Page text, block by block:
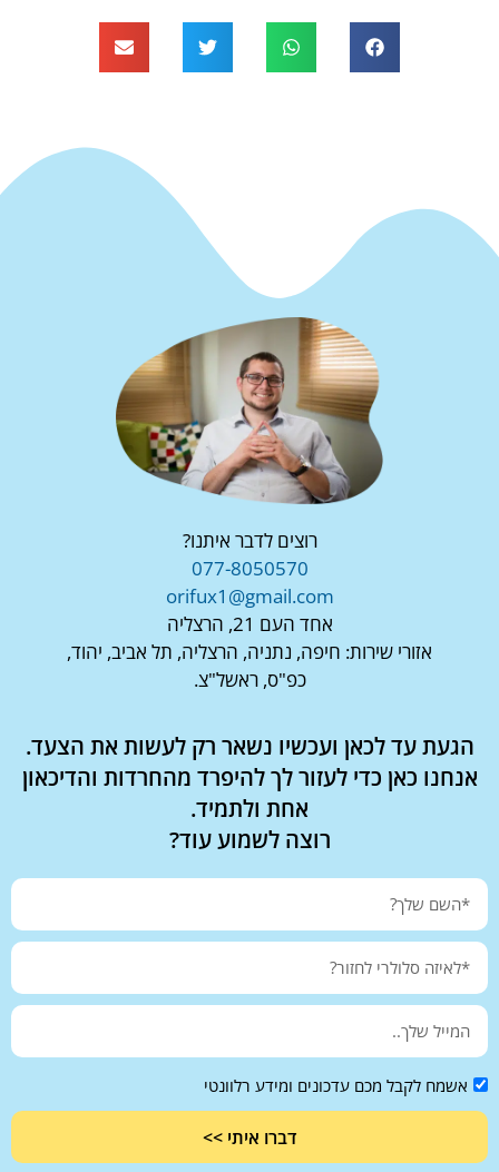
רוצים לדבר איתנו?
077-8050570
orifux1@gmail.com
אחד העם 21, הרצליה
אזורי שירות: חיפה, נתניה, הרצליה, תל אביב, יהוד,
כפ"ס, ראשל"צ.
הגעת עד לכאן ועכשיו נשאר רק לעשות את הצעד.
אנחנו כאן כדי לעזור לך להיפרד מהחרדות והדיכאון
אחת ולתמיד.
רוצה לשמוע עוד?
אשמח לקבל מכם עדכונים ומידע רלוונטי
דברו איתי >>